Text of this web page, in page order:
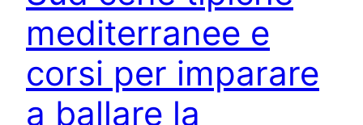
mediterranee e
corsi per imparare
a ballare la